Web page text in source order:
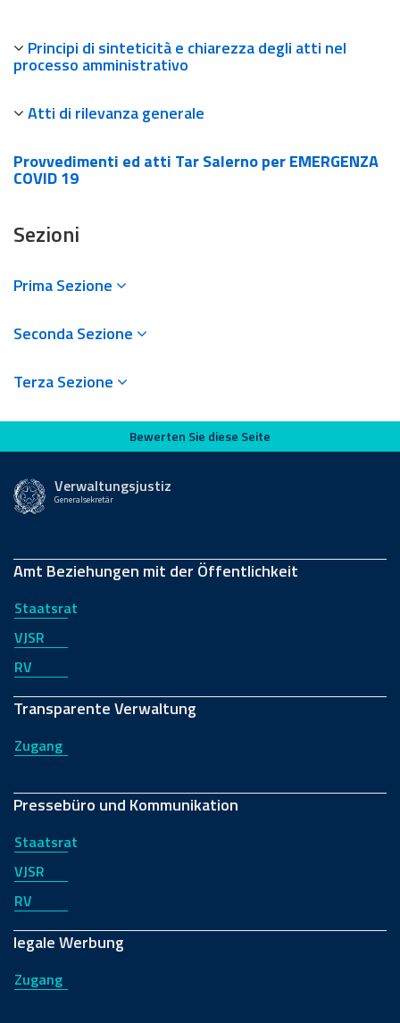
Principi di sinteticità e chiarezza degli atti nel
processo amministrativo
Atti di rilevanza generale
Provvedimenti ed atti Tar Salerno per EMERGENZA
COVID 19
Sezioni
Prima Sezione
Seconda Sezione
Terza Sezione
Bewerten Sie diese Seite
Bewerten Sie diese Seite
Verwaltungsjustiz
Generalsekretär
Amt Beziehungen mit der Öffentlichkeit
Staatsrat
VJSR
RV
Transparente Verwaltung
Zugang
Pressebüro und Kommunikation
Staatsrat
VJSR
RV
legale Werbung
Zugang